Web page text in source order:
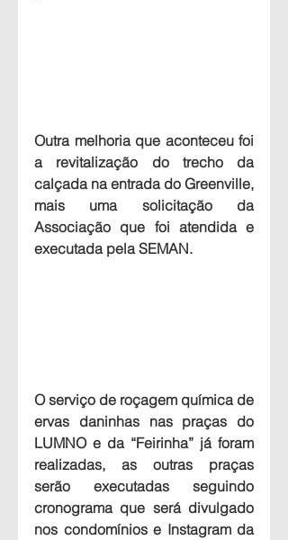
Outra melhoria que aconteceu foi
a revitalização do trecho da
calçada na entrada do Greenville,
mais uma solicitação da
Associação que foi atendida e
executada pela SEMAN.
O serviço de roçagem química de
ervas daninhas nas praças do
LUMNO e da “Feirinha” já foram
realizadas, as outras praças
serão executadas seguindo
cronograma que será divulgado
nos condomínios e Instagram da